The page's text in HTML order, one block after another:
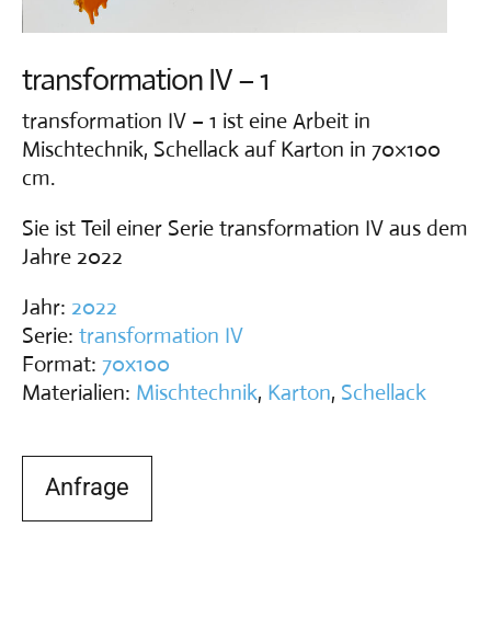
Vita
Kontakt
transformation IV – 1
transformation IV – 1 ist eine Arbeit in
Mischtechnik, Schellack auf Karton in 70×100
cm.
Sie ist Teil einer Serie transformation IV aus dem
Jahre 2022
Jahr: 2022
Serie: transformation IV
Format: 70x100
Materialien: Mischtechnik, Karton, Schellack
Anfrage